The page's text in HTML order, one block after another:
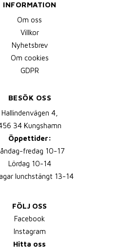
INFORMATION
Om oss
Villkor
Nyhetsbrev
Om cookies
GDPR
BESÖK OSS
Hallindenvägen 4,
34 Kungshamn
Öppettider:
fredag 10-17
Lördag 10-14
lunchstängt 13-14
FÖLJ OSS
Facebook
Instagram
Hitta oss